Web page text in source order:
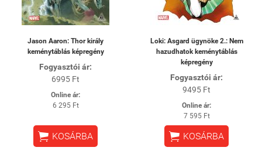
Jason Aaron: Thor király
keménytáblás képregény
Fogyasztói ár:
6995 Ft
Online ár:
6 295 Ft
 KOSÁRBA
Loki: Asgard ügynöke 2.: Nem
hazudhatok keménytáblás
képregény
Fogyasztói ár:
9495 Ft
Online ár:
7 595 Ft
 KOSÁRBA